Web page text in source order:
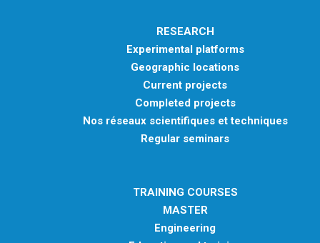
RESEARCH
Experimental platforms
Geographic locations
Current projects
Completed projects
Nos réseaux scientifiques et techniques
Regular seminars
TRAINING COURSES
MASTER
Engineering